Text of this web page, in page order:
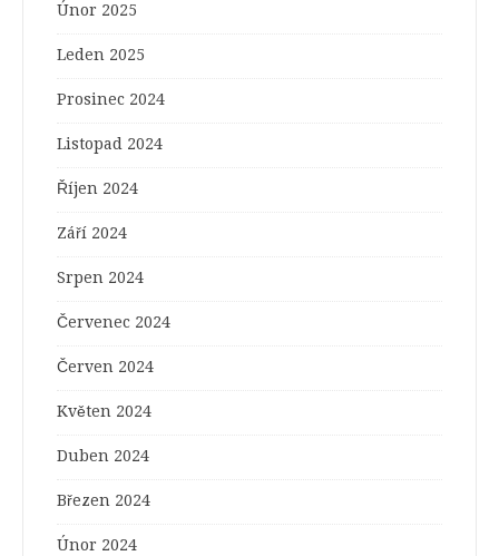
Únor 2025
Leden 2025
Prosinec 2024
Listopad 2024
Říjen 2024
Září 2024
Srpen 2024
Červenec 2024
Červen 2024
Květen 2024
Duben 2024
Březen 2024
Únor 2024